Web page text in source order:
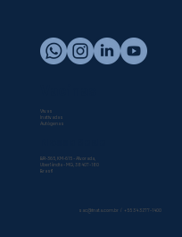
Vivas
Inativadas
Autógenas
BR-365, KM-615 - Alvorada,
Uberlândia - MG, 38407-180
Brasil
sac@inata.com.br +55 34 3277-1400